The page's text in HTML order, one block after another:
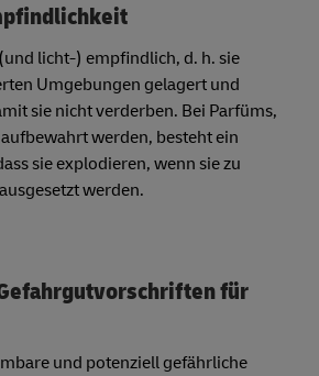
licht-) empfindlich, d. h. sie
Umgebungen gelagert und
sie nicht verderben. Bei Parfüms,
werden, besteht ein
sie explodieren, wenn sie zu
werden.
für
und potenziell gefährliche